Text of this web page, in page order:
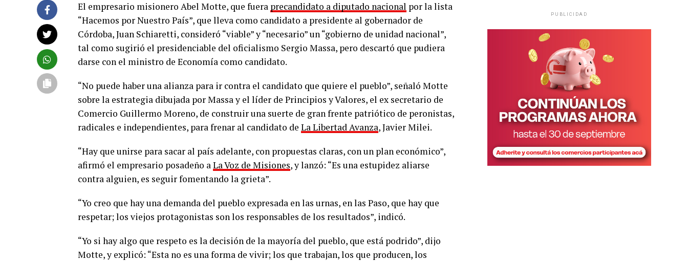
El empresario misionero Abel Motte, que fuera precandidato a diputado nacional por la lista
“Hacemos por Nuestro País”, que lleva como candidato a presidente al gobernador de
Córdoba, Juan Schiaretti, consideró “viable” y “necesario” un “gobierno de unidad nacional”,
tal como sugirió el presidenciable del oficialismo Sergio Massa, pero descartó que pudiera
darse con el ministro de Economía como candidato.
“No puede haber una alianza para ir contra el candidato que quiere el pueblo”, señaló Motte
sobre la estrategia dibujada por Massa y el líder de Principios y Valores, el ex secretario de
Comercio Guillermo Moreno, de construir una suerte de gran frente patriótico de peronistas,
radicales e independientes, para frenar al candidato de La Libertad Avanza, Javier Milei.
“Hay que unirse para sacar al país adelante, con propuestas claras, con un plan económico”,
afirmó el empresario posadeño aLa Voz de Misiones, y lanzó: “Es una estupidez aliarse
contra alguien, es seguir fomentando la grieta”.
“Yo creo que hay una demanda del pueblo expresada en las urnas, en las Paso, que hay que
respetar; los viejos protagonistas son los responsables de los resultados”, indicó.
“Yo si hay algo que respeto es la decisión de la mayoría del pueblo, que está podrido”, dijo
Motte, y explicó: “Esta no es una forma de vivir; los que trabajan, los que producen, los
PUBLICIDAD